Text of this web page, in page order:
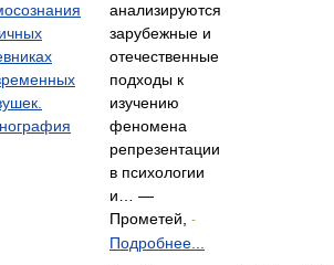
анализируются
зарубежные и
отечественные
подходы к
изучению
феномена
репрезентации
в психологии
и… —
Прометей,
-
Подробнее...